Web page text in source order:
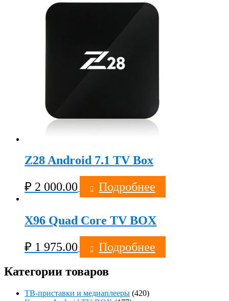
Z28 Android 7.1 TV Box
₽ 2 000.00 Подробнее
X96 Quad Core TV BOX
₽ 1 975.00
Подробнее
Категории товаров
ТВ-приставки и медиаплееры (420)